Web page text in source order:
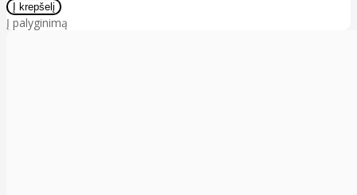
Į palyginimą